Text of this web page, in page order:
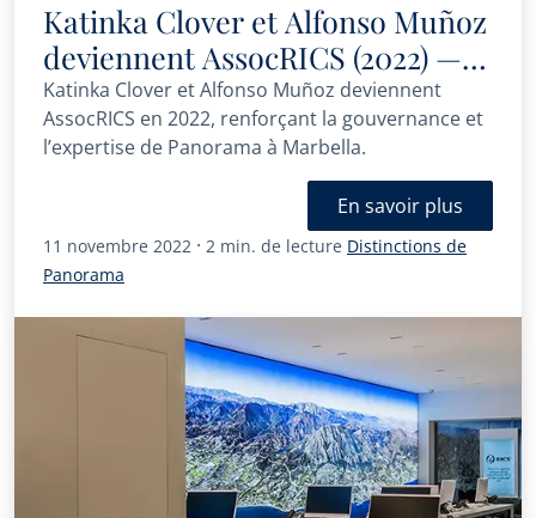
Katinka Clover et Alfonso Muñoz
deviennent AssocRICS (2022) —
portée, vérification et parcours
client
Katinka Clover et Alfonso Muñoz deviennent
AssocRICS en 2022, renforçant la gouvernance et
l’expertise de Panorama à Marbella.
En savoir plus
11 novembre 2022 · 2 min. de lecture Distinctions de
Panorama